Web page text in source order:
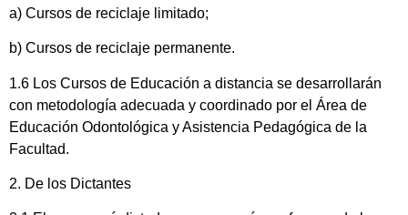
a) Cursos de reciclaje limitado;
b) Cursos de reciclaje permanente.
1.6 Los Cursos de Educación a distancia se desarrollarán
con metodología adecuada y coordinado por el Área de
Educación Odontológica y Asistencia Pedagógica de la
Facultad.
2. De los Dictantes